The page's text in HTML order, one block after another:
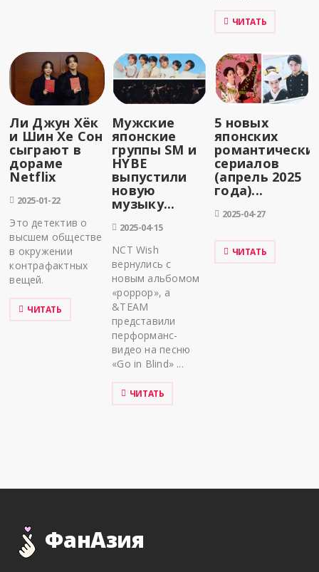
ЧИТАТЬ
Ли Джун Хёк
и Шин Хе Сон
сыграют в
дораме
Netflix
2025-01-22
Это детектив о
высшем обществе
в окружении
контрафактных
вещей.
ЧИТАТЬ
Мужские
японские
группы SM и
HYBE
выпустили
новую
музыку...
2025-04-15
NCT Wish
вернулись с
новым альбомом
«poppop», а
&TEAM
представили
перформанс-
видео на песню
«Go in Blind» ...
ЧИТАТЬ
5 новых
японских
сериалов
(апрель 2025
года)...
2025-04-27
ЧИТАТЬ
ФанАзия